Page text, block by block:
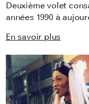
Deuxième volet
années 1990 à
En savoir plus
Listing des films